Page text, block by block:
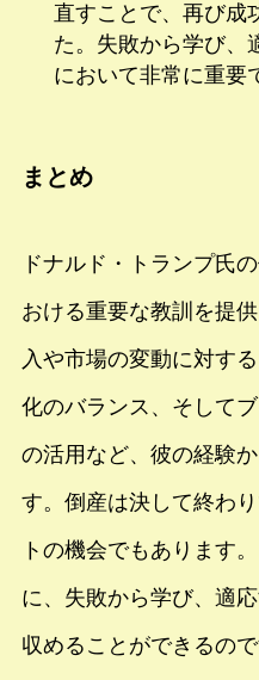
直すことで、再び成
た。失敗から学び、
において非常に重要
まとめ
ドナルド・トランプ氏
おける重要な教訓を提
入や市場の変動に対す
化のバランス、そして
の活用など、彼の経験
す。倒産は決して終わ
トの機会でもあります
に、失敗から学び、適
収めることができるので